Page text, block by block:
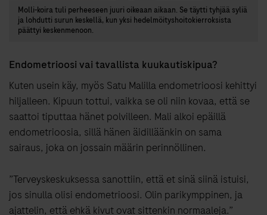
Molli-koira tuli perheeseen juuri oikeaan aikaan. Se täytti tyhjää syliä
ja lohdutti surun keskellä, kun yksi hedelmöityshoitokierroksista
päättyi keskenmenoon.
Endometrioosi vai tavallista kuukautiskipua?
Kuten usein käy, myös Satu Malilla endometrioosi kehittyi
hiljalleen. Kipuun tottui, vaikka se oli niin kovaa, että se
saattoi tiputtaa hänet polvilleen. Mali alkoi epäillä
endometrioosia, sillä hänen äidilläänkin on sama
sairaus, joka on jossain määrin perinnöllinen.
”Terveyskeskuksessa sanottiin, että et sinä siinä istuisi,
jos sinulla olisi endometrioosi. Olin parikymppinen, ja
ajattelin, että ehkä kivut ovat sittenkin normaaleja.”